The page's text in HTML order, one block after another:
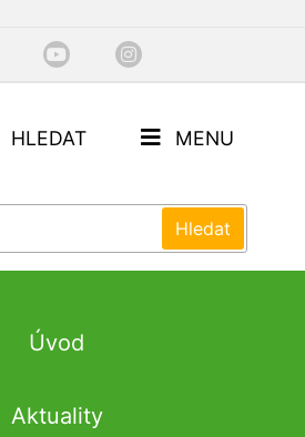
HLEDAT MENU
Úvod
Aktuality